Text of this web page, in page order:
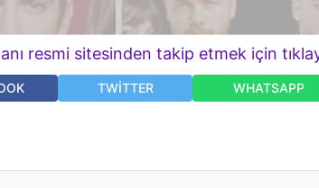
resmi sitesinden takip etmek için
TWITTER WHATSAPP